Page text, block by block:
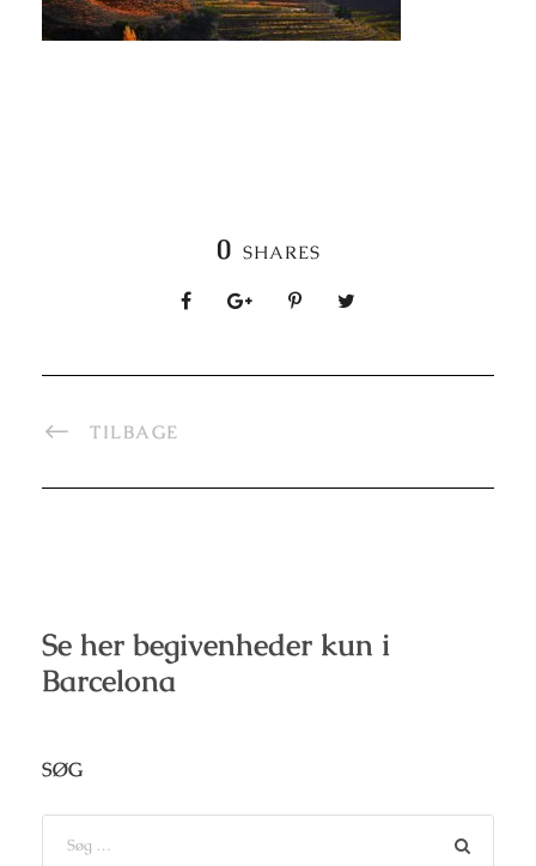
0 SHARES
TILBAGE
Se her begivenheder kun i
Barcelona
SØG